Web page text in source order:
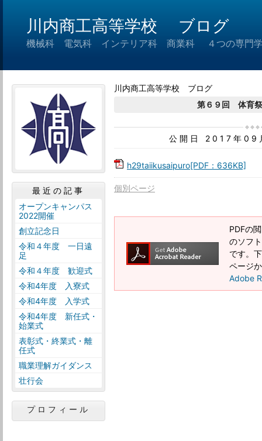
川内商工高等学校 ブログ
機械科 電気科 インテリア科 商業科 ４つの専門学
川内商工高等学校 ブログ
第６９回 体育
公開日 2017年09
h29taiikusaipuro[PDF：636KB]
個別ページ
PDFの
のソフ
です。
ページ
Adobe
最近の記事
オープンキャンパス
2022開催
創立記念日
令和４年度 一日遠
足
令和４年度 歓迎式
令和4年度 入寮式
令和4年度 入学式
令和4年度 新任式・
始業式
表彰式・終業式・離
任式
職業理解ガイダンス
壮行会
プロフィール